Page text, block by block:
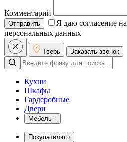
Комментарий
Отправить
Я даю согласение
персональных данных
Тверь Заказать звонок
Кухни
Шкафы
Гардеробные
Двери
Мебель
Покупателю